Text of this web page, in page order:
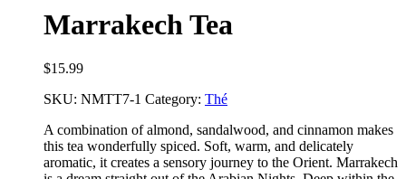
Marrakech Tea
$15.99
SKU: NMTT7-1 Category: Thé
A combination of almond, sandalwood, and cinnamon makes
this tea wonderfully spiced. Soft, warm, and delicately
aromatic, it creates a sensory journey to the Orient. Marrakech